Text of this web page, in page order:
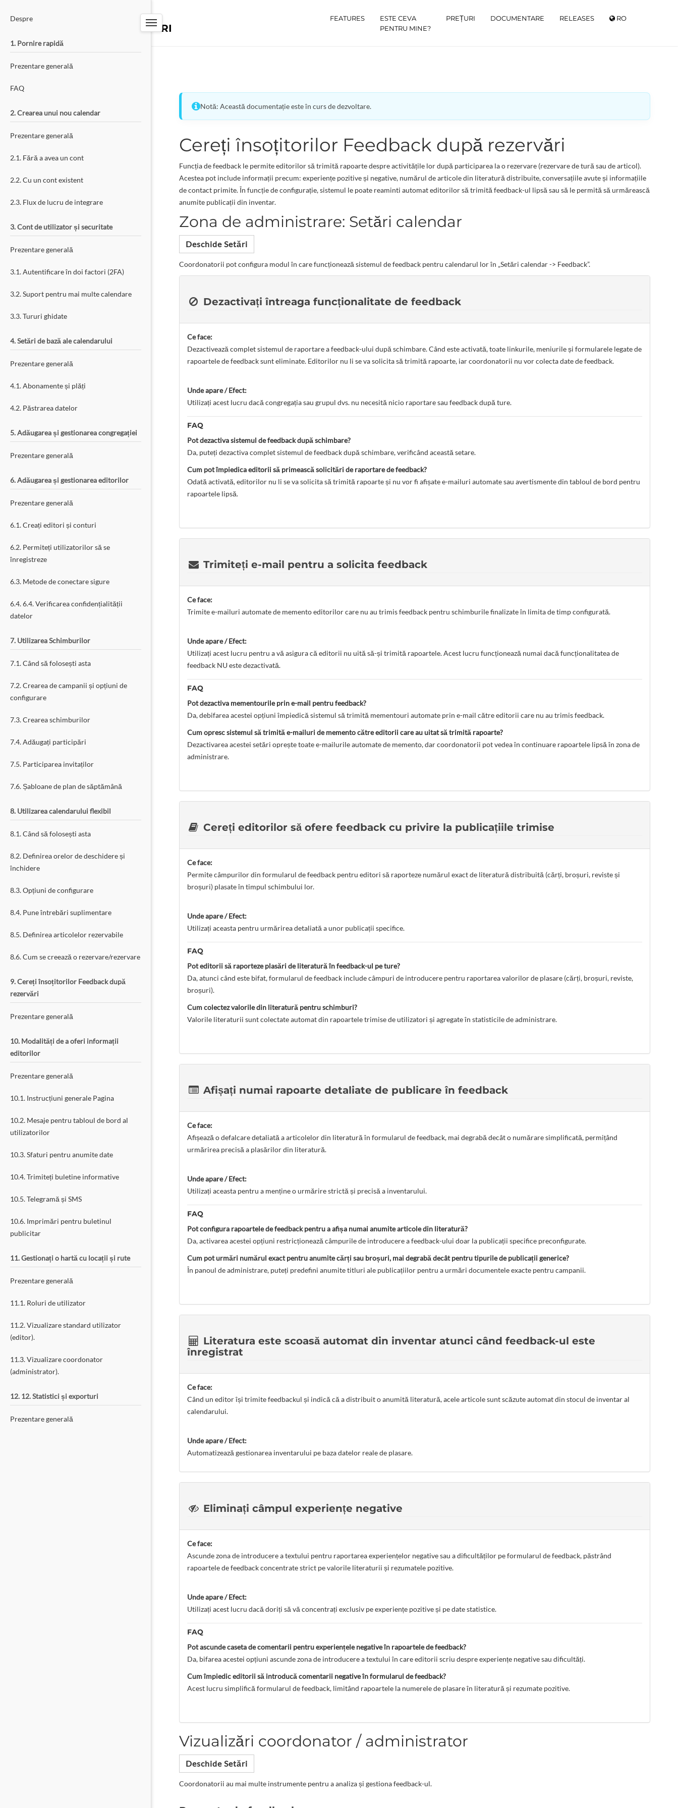
SISTEM DE REZERVĂRI
FEATURES
ESTE CEVA
PENTRU MINE?
PREȚURI DOCUMENTARE RELEASES RO
Despre
1. Pornire rapidă
Prezentare generală
FAQ
2. Crearea unui nou calendar
Prezentare generală
2.1. Fără a avea un cont
2.2. Cu un cont existent
2.3. Flux de lucru de integrare
3. Cont de utilizator și securitate
Prezentare generală
3.1. Autentificare în doi factori (2FA)
3.2. Suport pentru mai multe calendare
3.3. Tururi ghidate
4. Setări de bază ale calendarului
Prezentare generală
4.1. Abonamente și plăți
4.2. Păstrarea datelor
5. Adăugarea și gestionarea congregației
Prezentare generală
6. Adăugarea și gestionarea editorilor
Prezentare generală
6.1. Creați editori și conturi
6.2. Permiteți utilizatorilor să se
înregistreze
6.3. Metode de conectare sigure
6.4. 6.4. Verificarea confidențialității
datelor
7. Utilizarea Schimburilor
7.1. Când să folosești asta
7.2. Crearea de campanii și opțiuni de
configurare
7.3. Crearea schimburilor
7.4. Adăugați participări
7.5. Participarea invitaților
7.6. Șabloane de plan de săptămână
8. Utilizarea calendarului flexibil
8.1. Când să folosești asta
8.2. Definirea orelor de deschidere și
închidere
8.3. Opțiuni de configurare
8.4. Pune întrebări suplimentare
8.5. Definirea articolelor rezervabile
8.6. Cum se creează o rezervare/rezervare
9. Cereți însoțitorilor Feedback după
rezervări
Prezentare generală
10. Modalități de a oferi informații
editorilor
Prezentare generală
10.1. Instrucțiuni generale Pagina
10.2. Mesaje pentru tabloul de bord al
utilizatorilor
10.3. Sfaturi pentru anumite date
10.4. Trimiteți buletine informative
10.5. Telegramă și SMS
10.6. Imprimări pentru buletinul
publicitar
11. Gestionați o hartă cu locații și rute
Prezentare generală
11.1. Roluri de utilizator
11.2. Vizualizare standard utilizator
(editor).
11.3. Vizualizare coordonator
(administrator).
12. 12. Statistici și exporturi
Prezentare generală
Notă: Această documentație este în curs de dezvoltare.
Cereți însoțitorilor Feedback după rezervări
Funcția de feedback le permite editorilor să trimită rapoarte despre activitățile lor după participarea la o rezervare (rezervare de tură sau de articol).
Acestea pot include informații precum: experiențe pozitive și negative, numărul de articole din literatură distribuite, conversațiile avute și informațiile
de contact primite. În funcție de configurație, sistemul le poate reaminti automat editorilor să trimită feedback-ul lipsă sau să le permită să urmărească
anumite publicații din inventar.
Zona de administrare: Setări calendar
Deschide Setări
Coordonatorii pot configura modul în care funcționează sistemul de feedback pentru calendarul lor în „Setări calendar -> Feedback”.
Dezactivați întreaga funcționalitate de feedback
Ce face:
Dezactivează complet sistemul de raportare a feedback-ului după schimbare. Când este activată, toate linkurile, meniurile și formularele legate de
rapoartele de feedback sunt eliminate. Editorilor nu li se va solicita să trimită rapoarte, iar coordonatorii nu vor colecta date de feedback.
Unde apare / Efect:
Utilizați acest lucru dacă congregația sau grupul dvs. nu necesită nicio raportare sau feedback după ture.
FAQ
Pot dezactiva sistemul de feedback după schimbare?
Da, puteți dezactiva complet sistemul de feedback după schimbare, verificând această setare.
Cum pot împiedica editorii să primească solicitări de raportare de feedback?
Odată activată, editorilor nu li se va solicita să trimită rapoarte și nu vor fi afișate e-mailuri automate sau avertismente din tabloul de bord pentru
rapoartele lipsă.
Trimiteți e-mail pentru a solicita feedback
Ce face:
Trimite e-mailuri automate de memento editorilor care nu au trimis feedback pentru schimburile finalizate în limita de timp configurată.
Unde apare / Efect:
Utilizați acest lucru pentru a vă asigura că editorii nu uită să-și trimită rapoartele. Acest lucru funcționează numai dacă funcționalitatea de
feedback NU este dezactivată.
FAQ
Pot dezactiva mementourile prin e-mail pentru feedback?
Da, debifarea acestei opțiuni împiedică sistemul să trimită mementouri automate prin e-mail către editorii care nu au trimis feedback.
Cum opresc sistemul să trimită e-mailuri de memento către editorii care au uitat să trimită rapoarte?
Dezactivarea acestei setări oprește toate e-mailurile automate de memento, dar coordonatorii pot vedea în continuare rapoartele lipsă în zona de
administrare.
Cereți editorilor să ofere feedback cu privire la publicațiile trimise
Ce face:
Permite câmpurilor din formularul de feedback pentru editori să raporteze numărul exact de literatură distribuită (cărți, broșuri, reviste și
broșuri) plasate în timpul schimbului lor.
Unde apare / Efect:
Utilizați aceasta pentru urmărirea detaliată a unor publicații specifice.
FAQ
Pot editorii să raporteze plasări de literatură în feedback-ul pe ture?
Da, atunci când este bifat, formularul de feedback include câmpuri de introducere pentru raportarea valorilor de plasare (cărți, broșuri, reviste,
broșuri).
Cum colectez valorile din literatură pentru schimburi?
Valorile literaturii sunt colectate automat din rapoartele trimise de utilizatori și agregate în statisticile de administrare.
Afișați numai rapoarte detaliate de publicare în feedback
Ce face:
Afișează o defalcare detaliată a articolelor din literatură în formularul de feedback, mai degrabă decât o numărare simplificată, permițând
urmărirea precisă a plasărilor din literatură.
Unde apare / Efect:
Utilizați aceasta pentru a menține o urmărire strictă și precisă a inventarului.
FAQ
Pot configura rapoartele de feedback pentru a afișa numai anumite articole din literatură?
Da, activarea acestei opțiuni restricționează câmpurile de introducere a feedback-ului doar la publicații specifice preconfigurate.
Cum pot urmări numărul exact pentru anumite cărți sau broșuri, mai degrabă decât pentru tipurile de publicații generice?
În panoul de administrare, puteți predefini anumite titluri ale publicațiilor pentru a urmări documentele exacte pentru campanii.
Literatura este scoasă automat din inventar atunci când feedback-ul este
înregistrat
Ce face:
Când un editor își trimite feedbackul și indică că a distribuit o anumită literatură, acele articole sunt scăzute automat din stocul de inventar al
calendarului.
Unde apare / Efect:
Automatizează gestionarea inventarului pe baza datelor reale de plasare.
Eliminați câmpul experiențe negative
Ce face:
Ascunde zona de introducere a textului pentru raportarea experiențelor negative sau a dificultăților pe formularul de feedback, păstrând
rapoartele de feedback concentrate strict pe valorile literaturii și rezumatele pozitive.
Unde apare / Efect:
Utilizați acest lucru dacă doriți să vă concentrați exclusiv pe experiențe pozitive și pe date statistice.
FAQ
Pot ascunde caseta de comentarii pentru experiențele negative în rapoartele de feedback?
Da, bifarea acestei opțiuni ascunde zona de introducere a textului în care editorii scriu despre experiențe negative sau dificultăți.
Cum împiedic editorii să introducă comentarii negative în formularul de feedback?
Acest lucru simplifică formularul de feedback, limitând rapoartele la numerele de plasare în literatură și rezumate pozitive.
Vizualizări coordonator / administrator
Deschide Setări
Coordonatorii au mai multe instrumente pentru a analiza și gestiona feedback-ul.